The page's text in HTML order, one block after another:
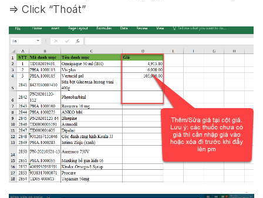
=> Click “Thoát”